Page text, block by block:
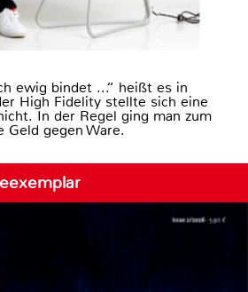
ewig bindet ...“ heißt es in
High Fidelity stellte sich eine
In der Regel ging man zum
Geld gegen Ware.